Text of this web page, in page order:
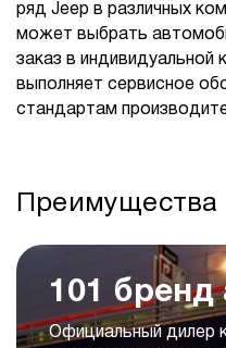
ряд Jeep в различных
может выбрать
заказ в индивидуальной
выполняет сервисное
стандартам
Преимущества
101 бренд
Официальный дилер